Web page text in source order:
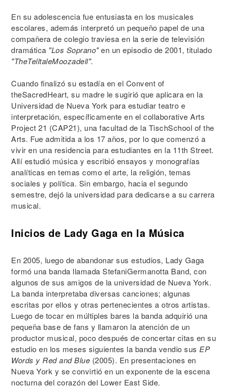
En su adolescencia fue entusiasta en los musicales
escolares, además interpretó un pequeño papel de una
compañera de colegio traviesa en la serie de televisión
dramática "Los Soprano"en un episodio de 2001, titulado
"TheTelltaleMoozadell".
Cuando finalizó su estadía en el Convent of
theSacredHeart, su madre le sugirió que aplicara en la
Universidad de Nueva York para estudiar teatro e
interpretación, específicamente en el collaborative Arts
Project 21 (CAP21), una facultad de la TischSchool of the
Arts. Fue admitida a los 17 años, por lo que comenzó a
vivir en una residencia para estudiantes en la 11th Street.
Allí estudió música y escribió ensayos y monografías
analíticas en temas como el arte, la religión, temas
sociales y política. Sin embargo, hacia el segundo
semestre, dejó la universidad para dedicarse a su carrera
musical.
Inicios de Lady Gaga en la Música
En 2005, luego de abandonar sus estudios, Lady Gaga
formó una banda llamada StefaniGermanotta Band, con
algunos de sus amigos de la universidad de Nueva York.
La banda interpretaba diversas canciones; algunas
escritas por ellos y otras pertenecientes a otros artistas.
Luego de tocar en múltiples bares la banda adquirió una
pequeña base de fans y llamaron la atención de un
productor musical, poco después de concertar citas en su
estudio en los meses siguientes la banda vendio sus EP
Words y Red and Blue (2005). En presentaciones en
Nueva York y se convirtió en un exponente de la escena
nocturna del corazón del Lower East Side.